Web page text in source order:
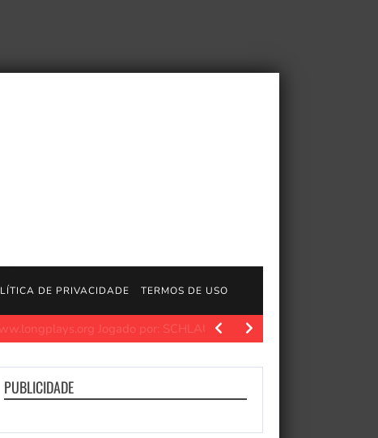
DE PRIVACIDADE TERMOS DE USO
10018491 Descubra Aniimo, um RPG de mundo aberto que…
PUBLICIDADE